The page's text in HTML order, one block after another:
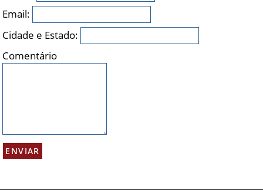
Email:
Cidade e Estado:
Comentário